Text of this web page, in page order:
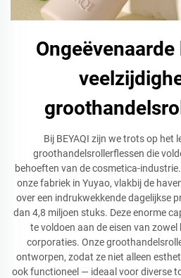
Bij BEYAQI zijn we trots op het
groothandelsrollerflessen die
behoeften van de cosmetica-
onze fabriek in Yuyao, vlakbij de
over een indrukwekkende dagelijkse
dan 4,8 miljoen stuks. Deze enorme
te voldoen aan de eisen van
corporaties. Onze
ontworpen, zodat ze niet alleen
ook functioneel — ideaal voor diverse